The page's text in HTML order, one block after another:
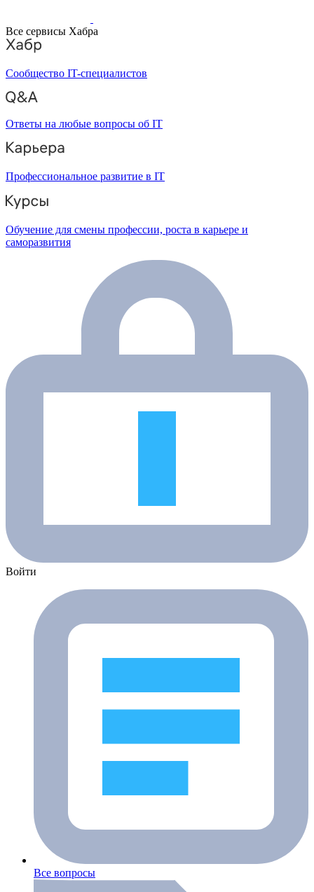
Все сервисы Хабра
Сообщество IT-специалистов
Ответы на любые вопросы об IT
Профессиональное развитие в IT
Обучение для смены профессии, роста в карьере и
саморазвития
Войти
Все вопросы